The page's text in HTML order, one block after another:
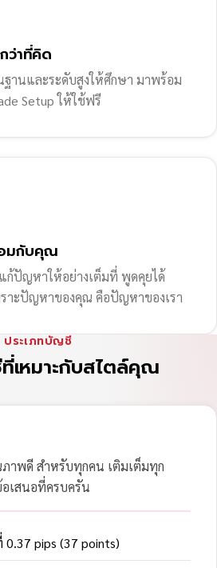
ว่าที่คิด
ฐานและระดับสูงให้ศึกษา มาพร้อม
Setup ให้ใช้ฟรี
อมกับคุณ
ปัญหาให้อย่างเต็มที่ พูดคุยได้
ะปัญหาของคุณ คือปัญหาของเรา
ประเภทบัญชี
เหมาะกับสไตล์คุณ
าพดี สำหรับทุกคน เติมเต็มทุก
เสนอที่ครบครัน
pips (37 points)